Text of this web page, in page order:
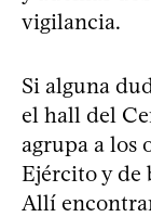
vigilancia.
Si alguna
el hall del
agrupa a los
Ejército y de
Allí